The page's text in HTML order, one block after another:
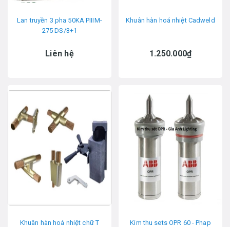
Lan truyền 3 pha 50KA PIIIM-
275 DS/3+1
Liên hệ
Khuân hàn hoá nhiệt Cadweld
1.250.000₫
Khuân hàn hoá nhiệt chữ T Kim thu sets OPR 60 - Phap